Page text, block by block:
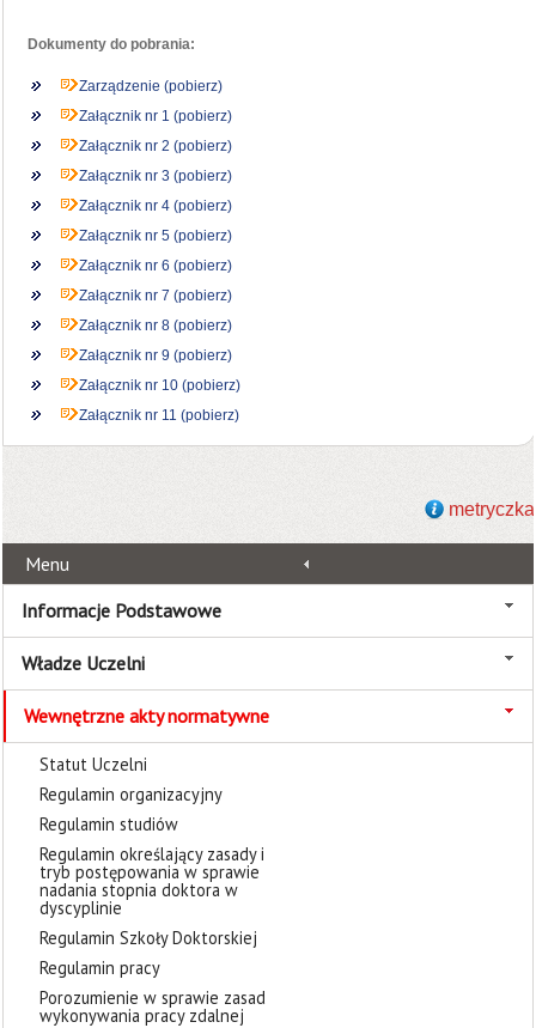
Dokumenty do pobrania:
Zarządzenie (pobierz)
Załącznik nr 1 (pobierz)
Załącznik nr 2 (pobierz)
Załącznik nr 3 (pobierz)
Załącznik nr 4 (pobierz)
Załącznik nr 5 (pobierz)
Załącznik nr 6 (pobierz)
Załącznik nr 7 (pobierz)
Załącznik nr 8 (pobierz)
Załącznik nr 9 (pobierz)
Załącznik nr 10 (pobierz)
Załącznik nr 11 (pobierz)
metryczka
Menu
Informacje Podstawowe
Władze Uczelni
Wewnętrzne akty normatywne
Statut Uczelni
Regulamin organizacyjny
Regulamin studiów
Regulamin określający zasady i
tryb postępowania w sprawie
nadania stopnia doktora w
dyscyplinie
Regulamin Szkoły Doktorskiej
Regulamin pracy
Porozumienie w sprawie zasad
wykonywania pracy zdalnej